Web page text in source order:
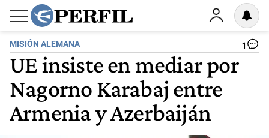
MISIÓN ALEMANA 1
UE insiste en mediar por
Nagorno Karabaj entre
Armenia y Azerbaiján